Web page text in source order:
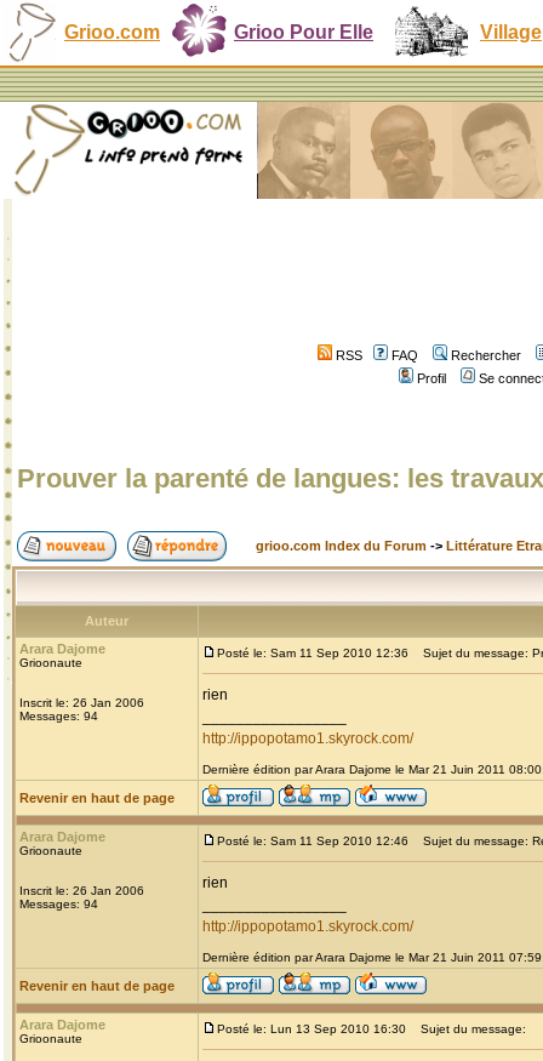
Grioo.com Grioo Pour Elle Village
RSS FAQ
Rechercher
Profil
Se
Prouver la parenté de langues: les
grioo.com Index du Forum -> Littérature
Auteur
Arara Dajome
Grioonaute
Inscrit le: 26 Jan 2006
Messages: 94
Posté le: Sam 11 Sep 2010 12:36 Sujet du message:
rien
http://ippopotamo1.skyrock.com/
Dernière édition par Arara Dajome le Mar 21 Juin 2011
Revenir en haut de page
Arara Dajome
Grioonaute
Inscrit le: 26 Jan 2006
Messages: 94
Posté le: Sam 11 Sep 2010 12:46 Sujet du message:
rien
http://ippopotamo1.skyrock.com/
Dernière édition par Arara Dajome le Mar 21 Juin 2011
Revenir en haut de page
Arara Dajome
Grioonaute
Posté le: Lun 13 Sep 2010 16:30 Sujet du message: